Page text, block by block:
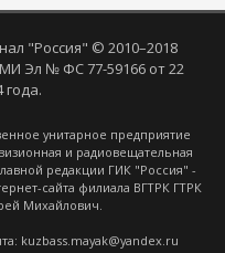
"Россия" © 2010–2018
Эл № ФС 77-59166 от 22
года.
унитарное предприятие
и радиовещательная
редакции ГИК "Россия" -
сайта филиала ВГТРК ГТРК
Михайлович.
kuzbass.mayak@yandex.ru